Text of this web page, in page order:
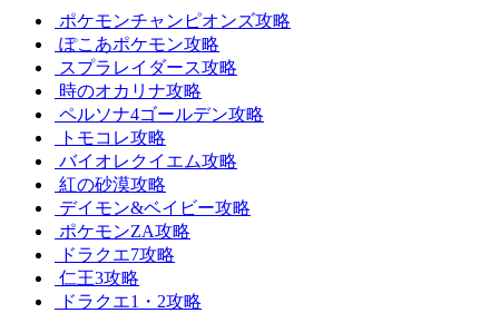
ポケモンチャンピオンズ攻略
ぽこあポケモン攻略
スプラレイダース攻略
時のオカリナ攻略
ペルソナ4ゴールデン攻略
トモコレ攻略
バイオレクイエム攻略
紅の砂漠攻略
デイモン&ベイビー攻略
ポケモンZA攻略
ドラクエ7攻略
仁王3攻略
ドラクエ1・2攻略